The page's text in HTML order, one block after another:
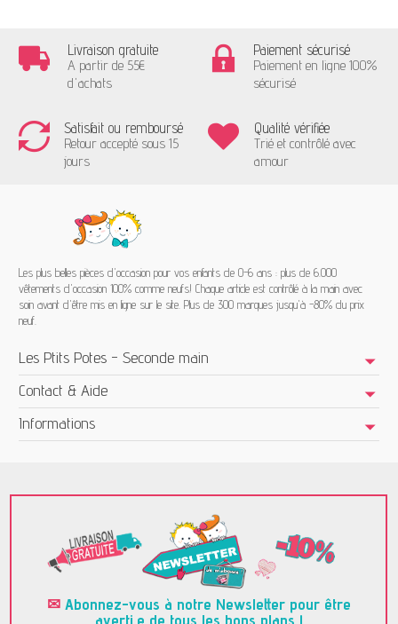
Livraison gratuite
A partir de 55€
d'achats
Paiement sécurisé
Paiement en ligne 100%
sécurisé
Satisfait ou remboursé
Retour accepté sous 15
jours
Qualité vérifiée
Trié et contrôlé avec
amour
Les plus belles pièces d'occasion pour vos enfants de 0-6 ans : plus de 6.000
vêtements d'occasion 100% comme neufs! Chaque article est contrôlé à la main avec
soin avant d'être mis en ligne sur le site. Plus de 300 marques jusqu'à -80% du prix
neuf.
Les Ptits Potes - Seconde main
Contact & Aide
Informations
✉ Abonnez-vous à notre Newsletter pour être